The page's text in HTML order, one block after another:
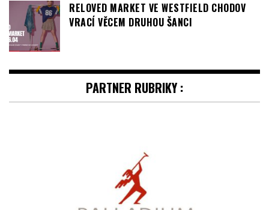
RELOVED MARKET VE WESTFIELD CHODOV
VRACÍ VĚCEM DRUHOU ŠANCI
PARTNER RUBRIKY :